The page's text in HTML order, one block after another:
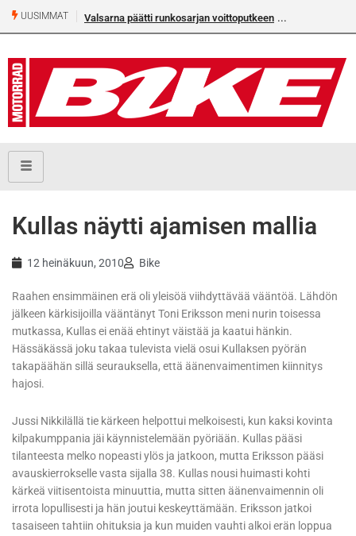
UUSIMMAT Valsarna päätti runkosarjan voittoputkeen
Kullas näytti ajamisen mallia
12 heinäkuun, 2010 Bike
Raahen ensimmäinen erä oli yleisöä viihdyttävää vääntöä. Lähdön
jälkeen kärkisijoilla vääntänyt Toni Eriksson meni nurin toisessa
mutkassa, Kullas ei enää ehtinyt väistää ja kaatui hänkin.
Hässäkässä joku takaa tulevista vielä osui Kullaksen pyörän
takapäähän sillä seurauksella, että äänenvaimentimen kiinnitys
hajosi.
Jussi Nikkilällä tie kärkeen helpottui melkoisesti, kun kaksi kovinta
kilpakumppania jäi käynnistelemään pyöriään. Kullas pääsi
tilanteesta melko nopeasti ylös ja jatkoon, mutta Eriksson pääsi
avauskierrokselle vasta sijalla 38. Kullas nousi huimasti kohti
kärkeä viitisentoista minuuttia, mutta sitten äänenvaimennin oli
irrota lopullisesti ja hän joutui keskeyttämään. Eriksson jatkoi
tasaiseen tahtiin ohituksia ja kun muiden vauhti alkoi erän loppua